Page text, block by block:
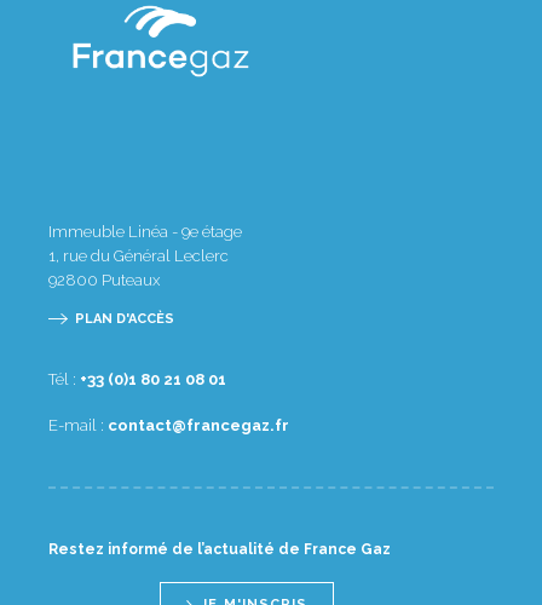
Immeuble Linéa - 9e étage
1, rue du Général Leclerc
92800 Puteaux
PLAN D'ACCÈS
Tél : 10 80 12 08 1(0) 33+
E-mail : rf.zagecnarf@tcatnoc
Restez informé de l’actualité de France Gaz